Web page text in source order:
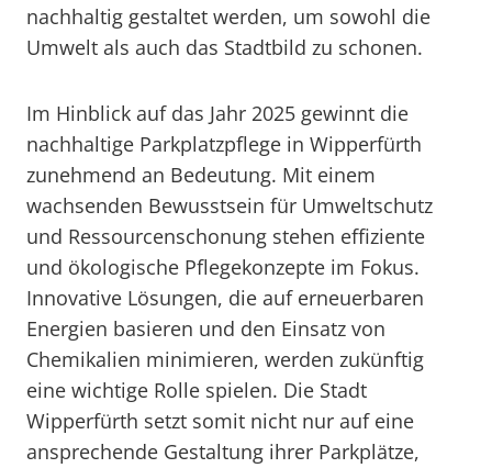
nachhaltig gestaltet werden, um sowohl die
Umwelt als auch das Stadtbild zu schonen.
Im Hinblick auf das Jahr 2025 gewinnt die
nachhaltige Parkplatzpflege in Wipperfürth
zunehmend an Bedeutung. Mit einem
wachsenden Bewusstsein für Umweltschutz
und Ressourcenschonung stehen effiziente
und ökologische Pflegekonzepte im Fokus.
Innovative Lösungen, die auf erneuerbaren
Energien basieren und den Einsatz von
Chemikalien minimieren, werden zukünftig
eine wichtige Rolle spielen. Die Stadt
Wipperfürth setzt somit nicht nur auf eine
ansprechende Gestaltung ihrer Parkplätze,